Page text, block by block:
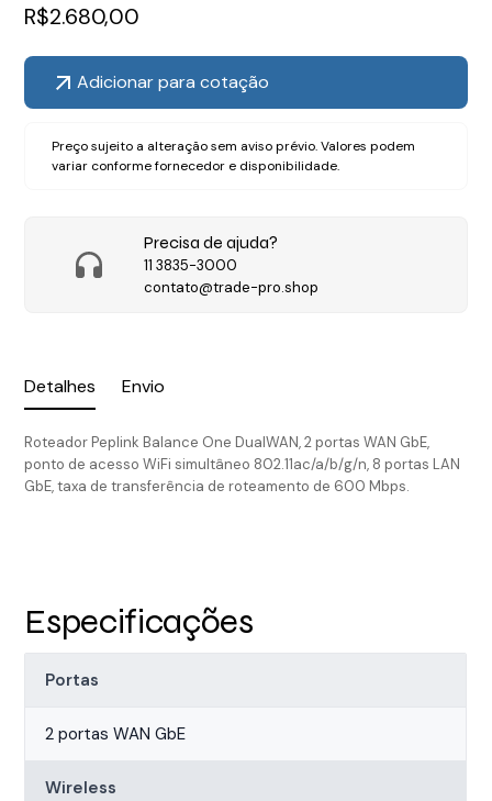
Detalhes Envio
Roteador Peplink Balance One DualWAN, 2 portas WAN GbE,
ponto de acesso WiFi simultâneo 802.11ac/a/b/g/n, 8 portas LAN
GbE, taxa de transferência de roteamento de 600 Mbps.
R$2.680,00
Adicionar para cotação
Preço sujeito a alteração sem aviso prévio. Valores podem
variar conforme fornecedor e disponibilidade.
Precisa de ajuda?
11 3835-3000
contato@trade-pro.shop
Especificações
Portas
2 portas WAN GbE
Wireless